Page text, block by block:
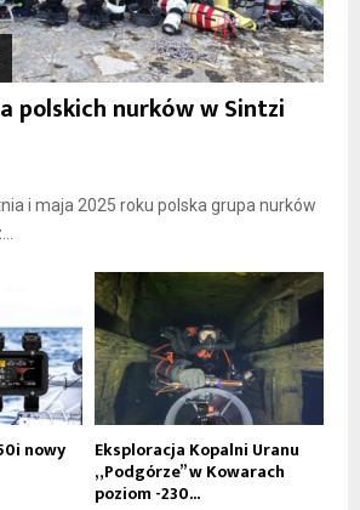
polskich nurków w Sintzi
i maja 2025 roku polska grupa nurków
nowy Eksploracja Kopalni Uranu
„Podgórze” w Kowarach
poziom -230...